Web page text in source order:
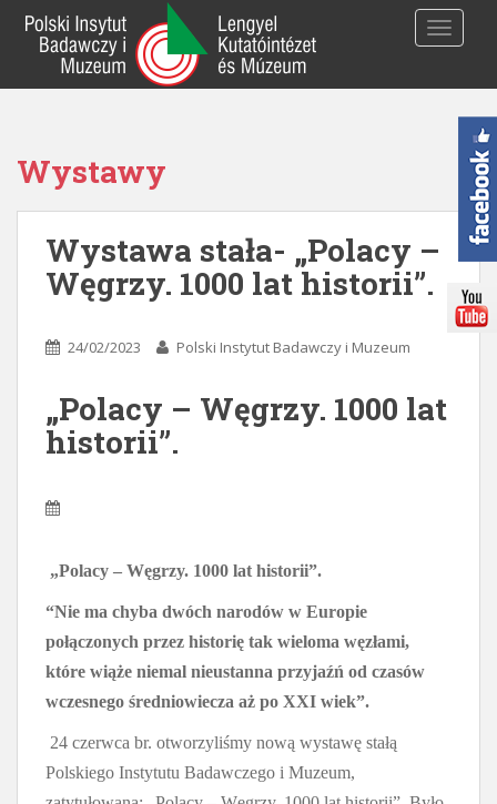
p
Wystawy
Wystawa stała- „Polacy –
Węgrzy. 1000 lat historii”.
24/02/2023 Polski Instytut Badawczy i Muzeum
„Polacy – Węgrzy. 1000 lat
historii”.
„Polacy – Węgrzy. 1000 lat historii”.
“Nie ma chyba dwóch narodów w Europie
połączonych przez historię tak wieloma węzłami,
które wiąże niemal nieustanna przyjaźń od czasów
wczesnego średniowiecza aż po XXI wiek”.
24 czerwca br. otworzyliśmy nową wystawę stałą
Polskiego Instytutu Badawczego i Muzeum,